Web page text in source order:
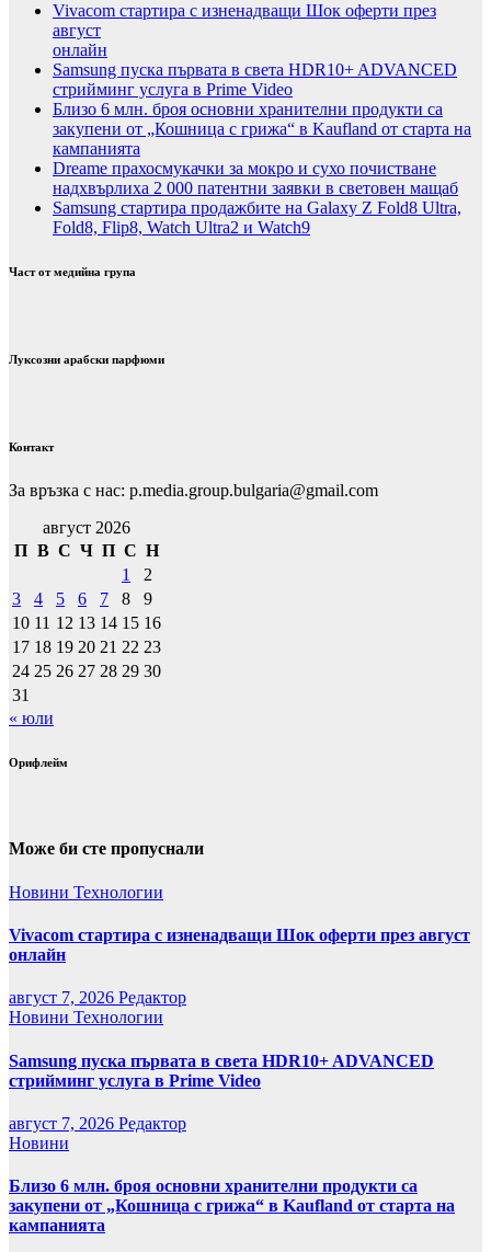
Vivacom стартира с изненадващи Шок оферти през
август
онлайн
Samsung пуска първата в света HDR10+ ADVANCED
стрийминг услуга в Prime Video
Близо 6 млн. броя основни хранителни продукти са
закупени от „Кошница с грижа“ в Kaufland от старта на
кампанията
Dreame прахосмукачки за мокро и сухо почистване
надхвърлиха 2 000 патентни заявки в световен мащаб
Samsung стартира продажбите на Galaxy Z Fold8 Ultra,
Fold8, Flip8, Watch Ultra2 и Watch9
Част от медийна група
Луксозни арабски парфюми
Контакт
За връзка с нас: p.media.group.bulgaria@gmail.com
август 2026
П В С Ч П С Н
1
2
3
4 5 6 7 8
9
10 11 12 13 14 15 16
17 18 19 20 21 22 23
24 25 26 27 28 29 30
31
« юли
Орифлейм
Може би сте пропуснали
Новини Технологии
Vivacom стартира с изненадващи Шок оферти през август
онлайн
август 7, 2026 Редактор
Новини Технологии
Samsung пуска първата в света HDR10+ ADVANCED
стрийминг услуга в Prime Video
август 7, 2026 Редактор
Новини
Близо 6 млн. броя основни хранителни продукти са
закупени от „Кошница с грижа“ в Kaufland от старта на
кампанията